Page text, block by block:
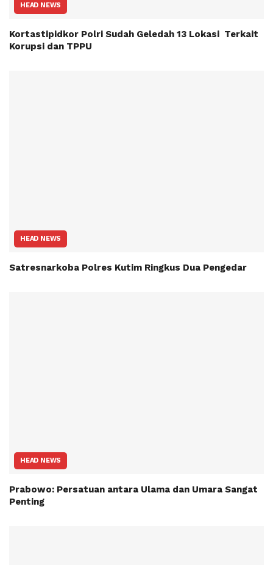
HEAD NEWS
Kortastipidkor Polri Sudah Geledah 13 Lokasi Terkait
Korupsi dan TPPU
HEAD NEWS
Satresnarkoba Polres Kutim Ringkus Dua Pengedar
HEAD NEWS
Prabowo: Persatuan antara Ulama dan Umara Sangat
Penting